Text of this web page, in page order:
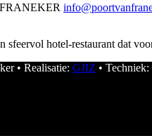
sfeervol hotel-restaurant dat
• Realisatie: GJIZ • Techniek: